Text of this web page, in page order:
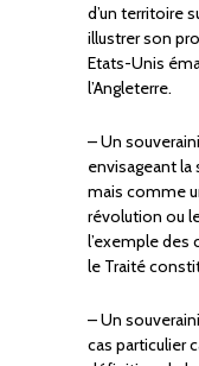
d’un territoire
illustrer son
Etats-Unis
l’Angleterre.
– Un
envisageant
mais comme
révolution ou
l’exemple
le Traité
– Un
cas particulier